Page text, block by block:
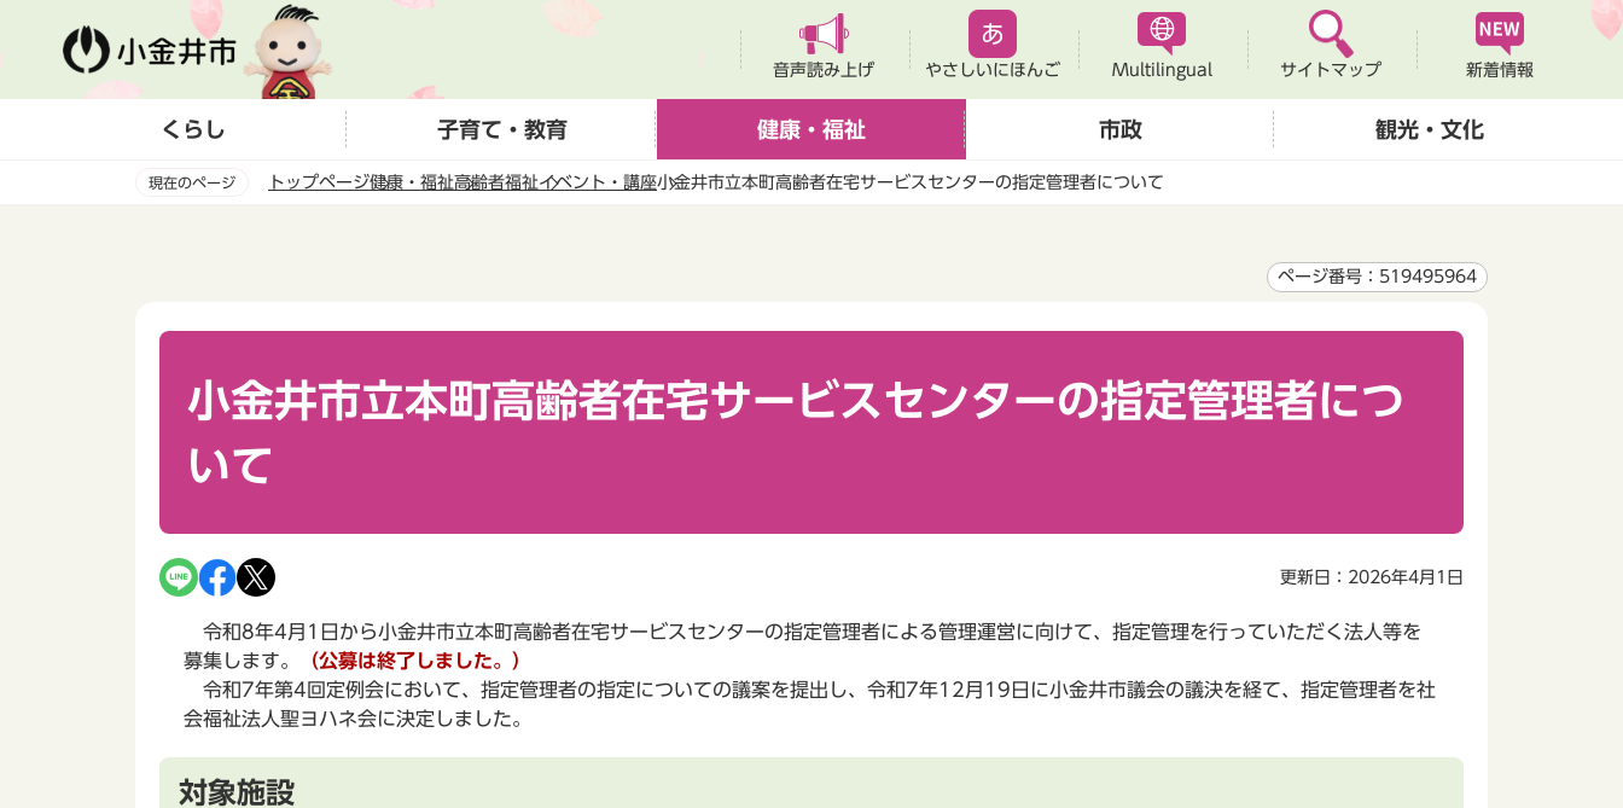
ー
音声読み上げ やさしいにほんご Multilingual サイトマップ 新着情報
くらし 子育て・教育 健康・福祉 市政 観光・文化
現在のページ トップページ健康・福祉高齢者福祉イベント・講座小金井市立本町高齢者在宅サービスセンターの指定管理者について
ページ番号：519495964
小金井市立本町高齢者在宅サービスセンターの指定管理者につ
いて
更新日：2026年4月1日
令和8年4月1日から小金井市立本町高齢者在宅サービスセンターの指定管理者による管理運営に向けて、指定管理を行っていただく法人等を
募集します。
（公募は終了しました。）
令和7年第4回定例会において、指定管理者の指定についての議案を提出し、令和7年12月19日に小金井市議会の議決を経て、指定管理者を社
会福祉法人聖ヨハネ会に決定しました。
対象施設